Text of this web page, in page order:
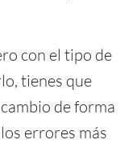
con el tipo de
tienes que
de forma
errores más